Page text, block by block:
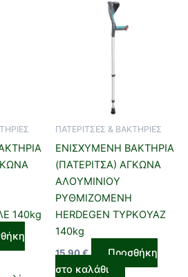
140kg
ΠΑΤΕΡΙΤΣΕΣ & ΒΑΚΤΗΡΙΕΣ
ΕΝΙΣΧΥΜΕΝΗ ΒΑΚΤΗΡΙΑ
(ΠΑΤΕΡΙΤΣΑ) ΑΓΚΩΝΑ
ΑΛΟΥΜΙΝΙΟΥ
ΡΥΘΜΙΖΟΜΕΝΗ
HERDEGEN ΤΥΡΚΟΥΑΖ
140kg
15,90€
Προσθήκη
στο καλάθι